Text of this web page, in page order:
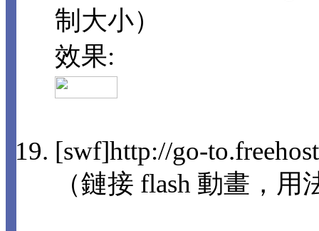
制大小）
效果:
[swf]http://go-
（鏈接 flash 動畫，